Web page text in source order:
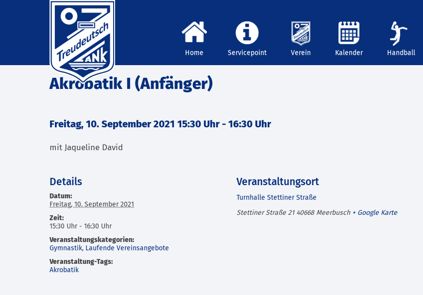
Home Servicepoint Verein Kalender Handball
Akrobatik I (Anfänger)
Freitag, 10. September 2021 15:30 Uhr- 16:30 Uhr
mit Jaqueline David
Details
Datum:
Freitag, 10. September 2021
Zeit:
15:30 Uhr - 16:30 Uhr
Veranstaltungskategorien:
Gymnastik, Laufende Vereinsangebote
Veranstaltung-Tags:
Akrobatik
Veranstaltungsort
Turnhalle Stettiner Straße
Stettiner Straße 21 40668 Meerbusch + Google Karte